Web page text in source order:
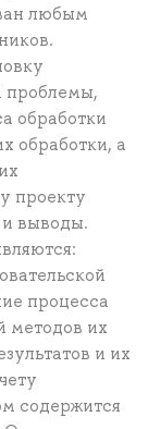
любым
проблемы,
обработки
обработки, а
проекту
выводы.
процесса
методов их
и их
содержится